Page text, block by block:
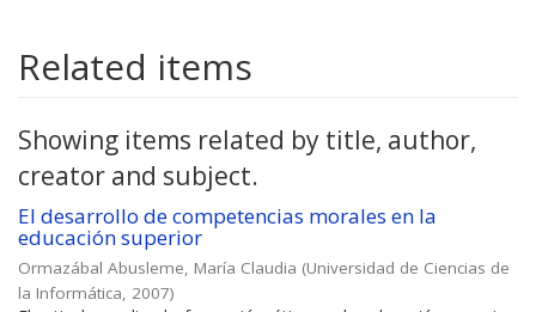
Related items
Showing items related by title, author,
creator and subject.
El desarrollo de competencias morales en la
educación superior
Ormazábal Abusleme, María Claudia (Universidad de Ciencias de
la Informática, 2007)